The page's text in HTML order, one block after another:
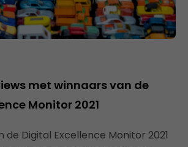
met winnaars van de
Monitor 2021
de Digital Excellence Monitor 2021